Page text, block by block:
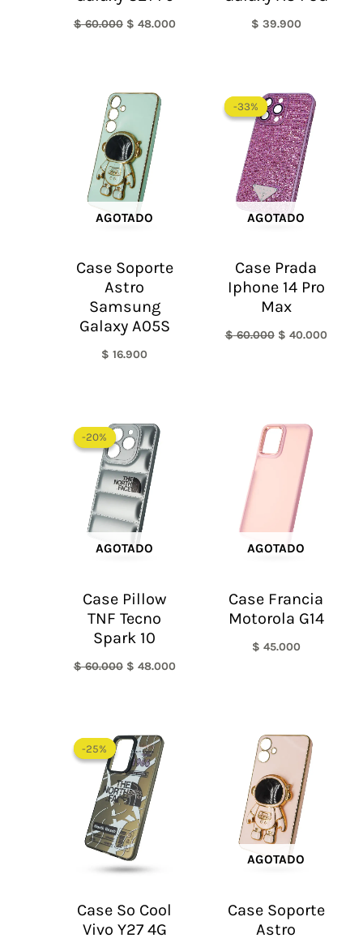
$60.000 $ 48.000 $ 39.900
AGOTADO
Case Soporte
Astro
Samsung
Galaxy A05S
$ 16.900
-33%
AGOTADO
-33%
Case Prada
Iphone 14 Pro
Max
$60.000
precio
original
era:
$ 60.000.
$ 40.000
-20%
AGOTADO
-20%
Case Pillow
TNF Tecno
Spark 10
$60.000
precio
original
era:
$ 60.000.
$ 48.000
AGOTADO
Case Francia
Motorola G14
$ 45.000
-25%
-25%
Case So Cool
Vivo Y27 4G
precio
original
era:
$ 60.000.
AGOTADO
Case Soporte
Astro